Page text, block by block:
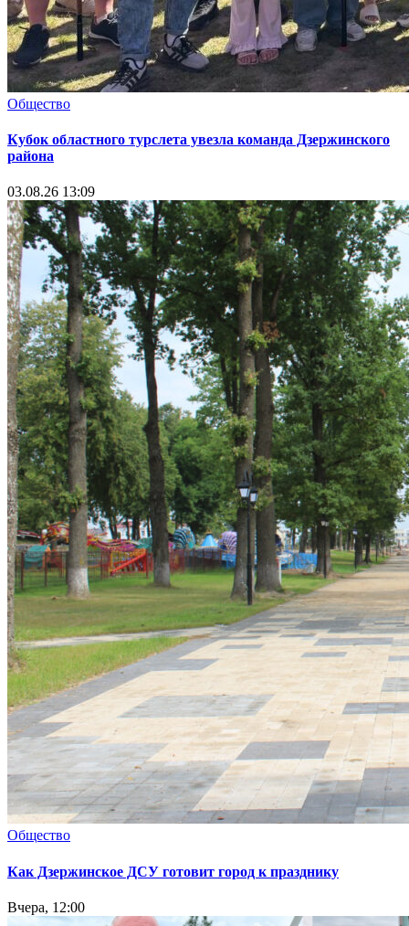
Общество
Кубок областного турслета увезла команда Дзержинского
района
03.08.26 13:09
Общество
Как Дзержинское ДСУ готовит город к празднику
Вчера, 12:00